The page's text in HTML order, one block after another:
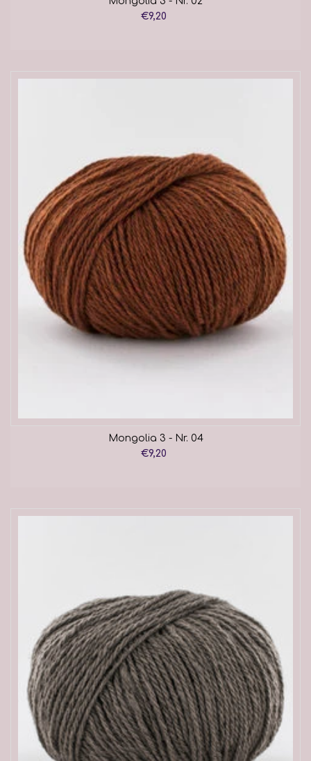
€9,20
Mongolia 3 - Nr. 04
€9,20